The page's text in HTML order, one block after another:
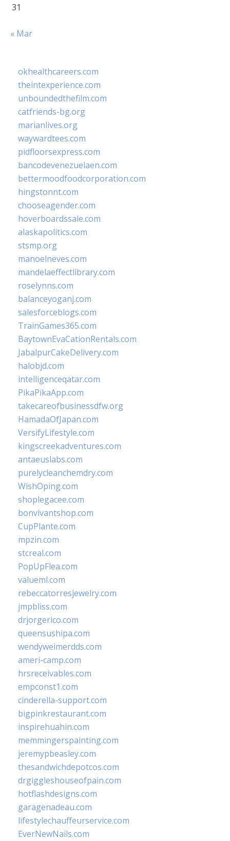
31
« Mar
okhealthcareers.com
theintexperience.com
unboundedthefilm.com
catfriends-bg.org
marianlives.org
waywardtees.com
pidfloorsexpress.com
bancodevenezuelaen.com
bettermoodfoodcorporation.com
hingstonnt.com
chooseagender.com
hoverboardssale.com
alaskapolitics.com
stsmp.org
manoelneves.com
mandelaeffectlibrary.com
roselynns.com
balanceyoganj.com
salesforceblogs.com
TrainGames365.com
BaytownEvaCationRentals.com
JabalpurCakeDelivery.com
halobjd.com
intelligenceqatar.com
PikaPikaApp.com
takecareofbusinessdfw.org
HamadaOfJapan.com
VersifyLifestyle.com
kingscreekadventures.com
antaeuslabs.com
purelycleanchemdry.com
WishOping.com
shoplegacee.com
bonvivantshop.com
CupPlante.com
mpzin.com
stcreal.com
PopUpFlea.com
valueml.com
rebeccatorresjewelry.com
jmpbliss.com
drjorgerico.com
queensushipa.com
wendyweimerdds.com
ameri-camp.com
hrsreceivables.com
empconst1.com
cinderella-support.com
bigpinkrestaurant.com
inspirehuahin.com
memmingerspainting.com
jeremypbeasley.com
thesandwichdepotcos.com
drgiggleshouseofpain.com
hotflashdesigns.com
garagenadeau.com
lifestylechauffeurservice.com
EverNewNails.com